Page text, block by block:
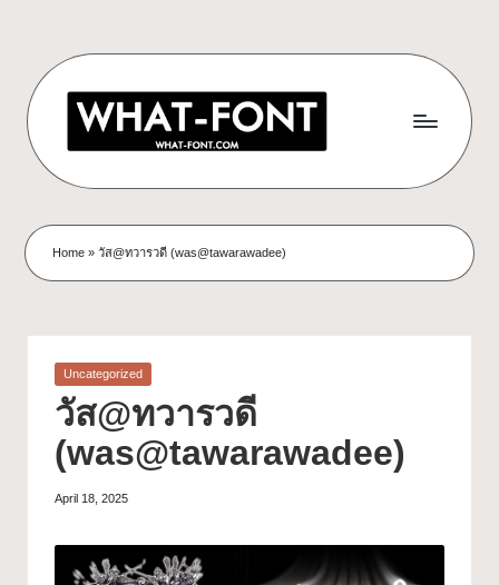
Home »วัส@ทวารวดี (was@tawarawadee)
Uncategorized
วัส@ทวารวดี
(was@tawarawadee)
April 18, 2025